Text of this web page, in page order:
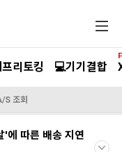
메
리토킹 💻기기결합
S 조회
'에 따른 배송 지연